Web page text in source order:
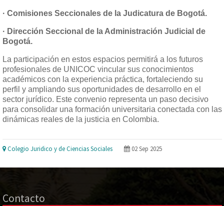
· Comisiones Seccionales de la Judicatura de Bogotá.
· Dirección Seccional de la Administración Judicial de
Bogotá.
La participación en estos espacios permitirá a los futuros
profesionales de UNICOC vincular sus conocimientos
académicos con la experiencia práctica, fortaleciendo su
perfil y ampliando sus oportunidades de desarrollo en el
sector jurídico. Este convenio representa un paso decisivo
para consolidar una formación universitaria conectada con las
dinámicas reales de la justicia en Colombia.
Colegio Juridico y de Ciencias Sociales 02 Sep 2025
Contacto